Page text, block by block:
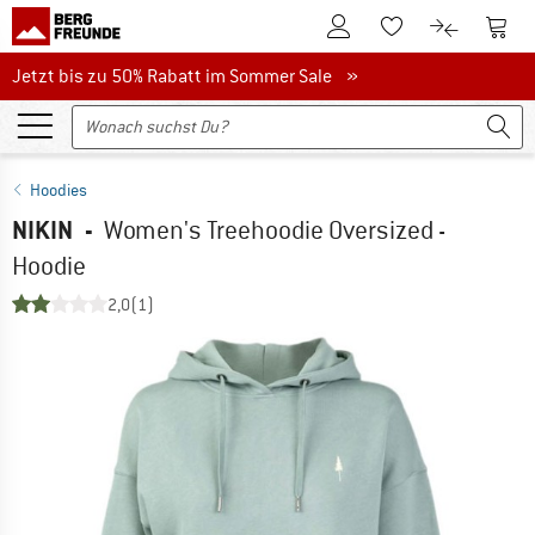
Zum KundenkontoZum Merkzettel.
Zum Zum
Jetzt bis zu 50% Rabatt im Sommer Sale
Jetzt bis zu 50% Rabatt im Sommer Sale »
Hoodies
NIKIN - Women's Treehoodie Oversized -
Hoodie
2,0(1)